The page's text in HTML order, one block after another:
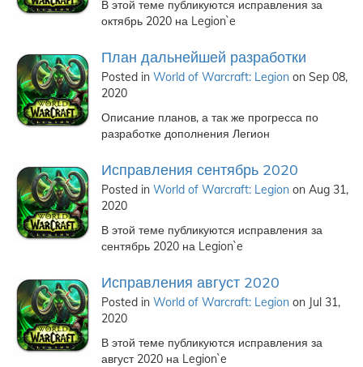
В этой теме публикуются исправления за
октябрь 2020 на Legion`e
План дальнейшей разработки
Posted in World of Warcraft: Legion on Sep 08,
2020
Описание планов, а так же прогресса по
разработке дополнения Легион
Исправления сентябрь 2020
Posted in World of Warcraft: Legion on Aug 31,
2020
В этой теме публикуются исправления за
сентябрь 2020 на Legion`e
Исправления август 2020
Posted in World of Warcraft: Legion on Jul 31,
2020
В этой теме публикуются исправления за
август 2020 на Legion`e